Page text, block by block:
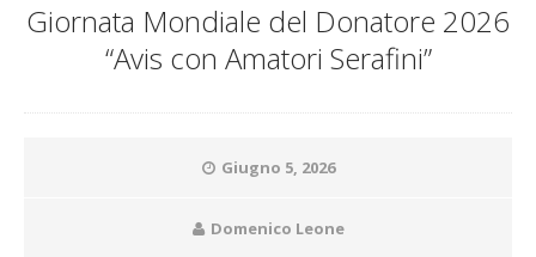
Giornata Mondiale del Donatore 2026
“Avis con Amatori Serafini”
Giugno 5, 2026
Domenico Leone